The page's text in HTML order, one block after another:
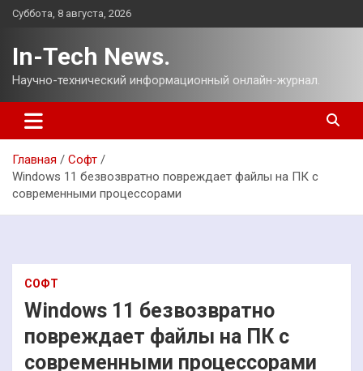
Перейти
Суббота, 8 августа, 2026
In-Tech News.
Научно-технический информационный онлайн-журнал.
Главная
Софт
Windows 11 безвозвратно повреждает файлы на ПК с
современными процессорами
СОФТ
Windows 11 безвозвратно
повреждает файлы на ПК с
современными процессорами